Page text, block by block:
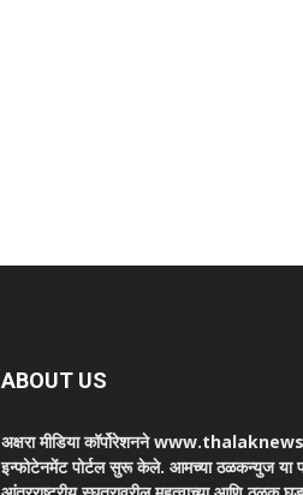
ABOUT US
अक्षरा मीडिया कॉर्पोरेशनने
इन्फोटेनमेंट पोर्टल सुरू केले. आमच्या ठळकन्युज या